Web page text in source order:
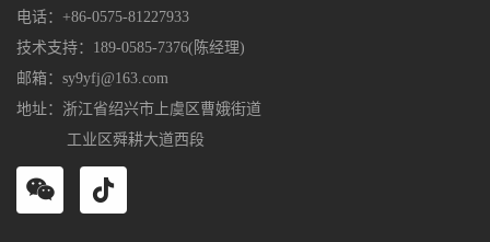
电话：+86-0575-81227933
技术支持：189-0585-7376(陈经理)
邮箱：sy9yfj@163.com
地址：浙江省绍兴市上虞区曹娥街道
工业区舜耕大道西段